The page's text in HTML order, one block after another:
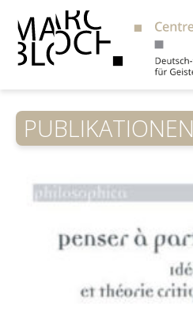
PUBLIKATIONEN